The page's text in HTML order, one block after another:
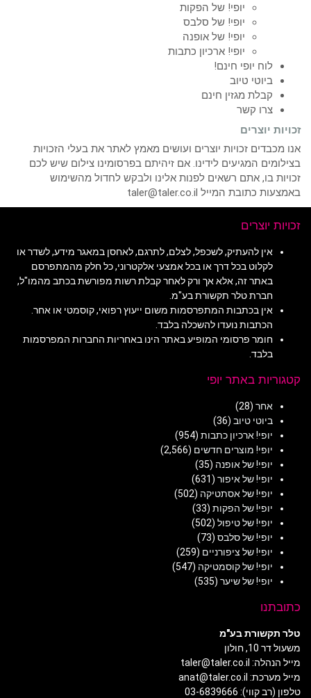
יופי! של הפקות
יופי! של סלבס
יופי! של אופנה
יופי! ארכיון כתבות
לוח יופי חינם!
ביוטי טיוב
קבלת מגזין חינם
צרו קשר
זכויות יוצרים
אנו מכבדים זכויות יוצרים ועושים מאמץ לאתר את בעלי הזכויות
בצילומים המגיעים לידינו. אם זיהיתם בפרסומינו צילום שיש לכם
זכויות בו, אתם רשאים לפנות אלינו ולבקש לחדול מהשימוש
באמצעות כתובת המייל taler@taler.co.il
זכויות יוצרים
אין להעתיק, לשכפל, לצלם, לתרגם, לאחסן במאגר מידע, לשדר או
לקלוט בכל דרך או בכל אמצעי אלקטרוני, כל חלק מהמתפרסם
באתר זה, אלא אך ורק לאחר קבלת רשות מפורשת בכתב מהמו"ל,
חברת טלר תקשורת בע"מ.
אין בכתבות המתפרסמות משום ייעוץ רפואי, קוסמטי או אחר.
הכתבות נועדו להשכלה בלבד.
חומר פרסומי המופיע באתר הינו באחריות החברות המפרסמות
בלבד.
קטגוריות באתר יופי
אחר (28)
ביוטי טיוב (36)
יופי! ארכיון כתבות (954)
יופי! מוצרים חדשים (2,566)
יופי! של אופנה (35)
יופי! של איפור (631)
יופי! של אסתטיקה (502)
יופי! של הפקות (33)
יופי! של טיפול (502)
יופי! של סלבס (73)
יופי! של ציפורניים (259)
יופי! של קוסמטיקה (547)
יופי! של שיער (535)
כתובתנו
טלר תקשורת בע"מ
משעול דר 10, חולון
מייל הנהלה: taler@taler.co.il
מייל מערכת: anat@taler.co.il
טלפון (רב קווי): 03-6839666